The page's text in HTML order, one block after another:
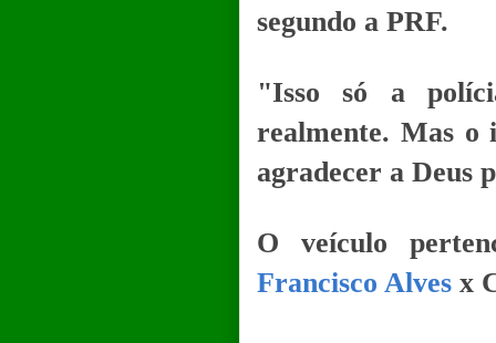
segundo a PRF.
"Isso só a
realmente. Mas o
agradecer a Deus
O veículo
Francisco Alves x